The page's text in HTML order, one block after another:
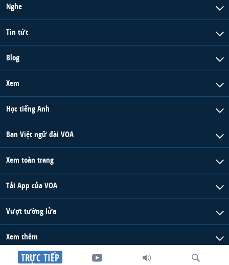
TRỰC TIẾP
Nghe
Tin tức
Blog
Xem
Học tiếng Anh
Ban Việt ngữ đài VOA
Xem toàn trang
Tải App của VOA
Vượt tường lửa
Xem thêm